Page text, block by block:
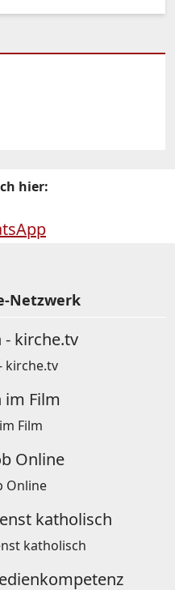
hier:
Netzwerk
kirche.tv
Film
Online
katholisch